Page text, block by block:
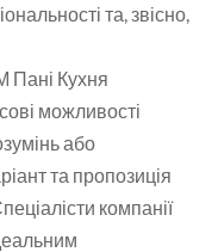
та, звісно,
Пані Кухня
можливості
або
та пропозиція
компанії